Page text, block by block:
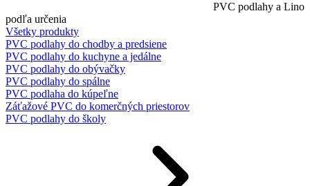
PVC podlahy a Lino
podľa určenia
Všetky produkty
PVC podlahy do chodby a predsiene
PVC podlahy do kuchyne a jedálne
PVC podlahy do obývačky
PVC podlahy do spálne
PVC podlaha do kúpeľne
Záťažové PVC do komerčných priestorov
PVC podlahy do školy